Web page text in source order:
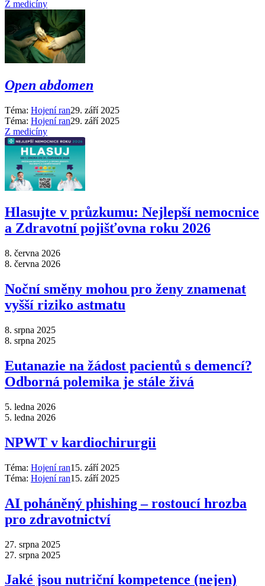
Z medicíny
Open abdomen
Téma: Hojení ran29. září 2025
Téma: Hojení ran29. září 2025
Z medicíny
Hlasujte v průzkumu: Nejlepší nemocnice
a Zdravotní pojišťovna roku 2026
8. června 2026
8. června 2026
Noční směny mohou pro ženy znamenat
vyšší riziko astmatu
8. srpna 2025
8. srpna 2025
Eutanazie na žádost pacientů s demencí?
Odborná polemika je stále živá
5. ledna 2026
5. ledna 2026
NPWT v kardiochirurgii
Téma: Hojení ran15. září 2025
Téma: Hojení ran15. září 2025
AI poháněný phishing –⁠ rostoucí hrozba
pro zdravotnictví
27. srpna 2025
27. srpna 2025
Jaké jsou nutriční kompetence (nejen)